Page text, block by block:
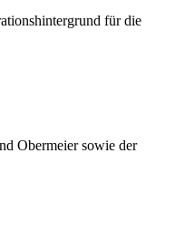
für die
Obermeier sowie der